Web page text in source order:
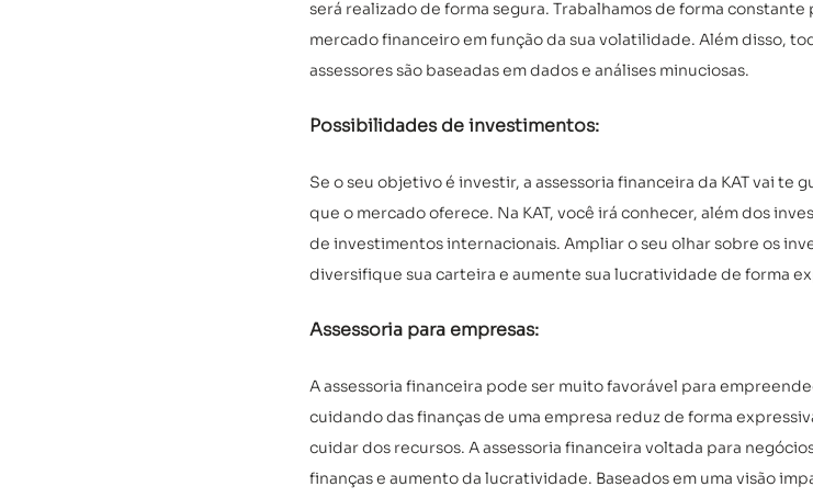
será realizado de forma segura. Trabalhamos de forma
mercado financeiro em função da sua volatilidade. Além disso,
assessores são baseadas em dados e análises minuciosas.
Possibilidades de investimentos:
Se o seu objetivo é investir, a assessoria financeira da KAT vai te
que o mercado oferece. Na KAT, você irá conhecer, além dos
de investimentos internacionais. Ampliar o seu olhar sobre os
diversifique sua carteira e aumente sua lucratividade de forma
Assessoria para empresas:
A assessoria financeira pode ser muito favorável para
cuidando das finanças de uma empresa reduz de forma
cuidar dos recursos. A assessoria financeira voltada para
finanças e aumento da lucratividade. Baseados em uma visão